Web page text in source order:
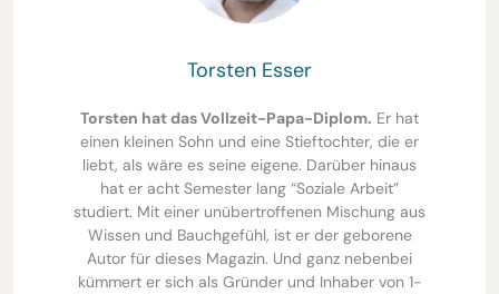
Torsten Esser
Torsten hat das Vollzeit-Papa-Diplom. Er hat
einen kleinen Sohn und eine Stieftochter, die er
liebt, als wäre es seine eigene. Darüber hinaus
hat er acht Semester lang “Soziale Arbeit”
studiert. Mit einer unübertroffenen Mischung aus
Wissen und Bauchgefühl, ist er der geborene
Autor für dieses Magazin. Und ganz nebenbei
kümmert er sich als Gründer und Inhaber von 1-